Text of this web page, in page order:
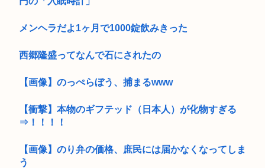
メンヘラだよ1ヶ月で1000錠飲みきった
西郷隆盛ってなんで石にされたの
【画像】のっぺらぼう、捕まるwww
【衝撃】本物のギフテッド（日本人）が化物すぎる
⇒！！！！
【画像】のり弁の価格、庶民には届かなくなってしま
う